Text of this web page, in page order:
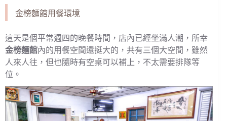
金榜麵館用餐環境
這天是個平常週四的晚餐時間，店內已經坐滿人潮，所幸
金榜麵館內的用餐空間還挺大的，共有三個大空間，雖然
人來人往，但也隨時有空桌可以補上，不太需要排隊等
位。